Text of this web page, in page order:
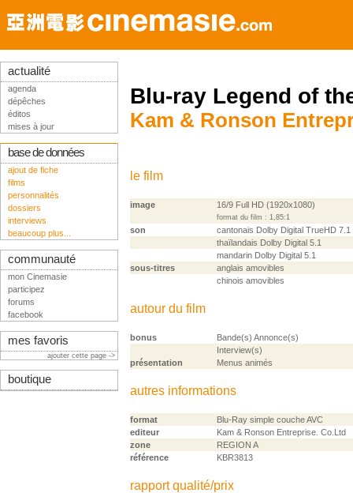
Blu-ray Legend of
Kam & Ronson
le film
image 16/9 Full HD (1920x1080)
format du film : 1,85:1
son
cantonais Dolby Digital TrueHD 7.1
thaïlandais Dolby Digital 5.1
mandarin Dolby Digital 5.1
sous-titres
anglais amovibles
chinois amovibles
autour du film
bonus
Bande(s) Annonce(s)
Interview(s)
présentation
Menus animés
autres informations
format
Blu-Ray simple couche AVC
editeur
Kam & Ronson Entreprise. Co.Ltd
zone
REGION A
référence
KBR3813
rapport qualité/prix
actualité
agenda
dépêches
éditos
mises à jour
base de données
ajout de fiche
films
personnalités
dossiers
interviews
beaucoup plus...
communauté
mon Cinemasie
participez
forums
facebook
mes favoris
ajouter cette page ->
boutique